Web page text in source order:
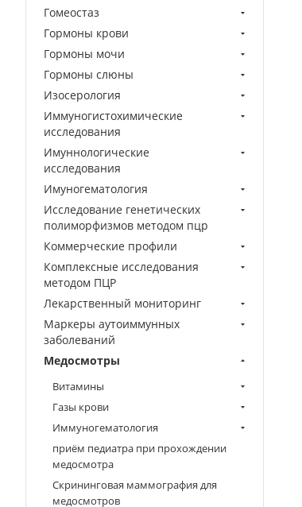
Гомеостаз
Гормоны крови
Гормоны мочи
Гормоны слюны
Изосерология
Иммуногистохимические
исследования
Имуннологические
исследования
Имуногематология
Исследование генетических
полиморфизмов методом пцр
Коммерческие профили
Комплексные исследования
методом ПЦР
Лекарственный мониторинг
Маркеры аутоиммунных
заболеваний
Медосмотры
Витамины
Газы крови
Иммуногематология
приём педиатра при прохождении
медосмотра
Скрининговая маммография для
медосмотров